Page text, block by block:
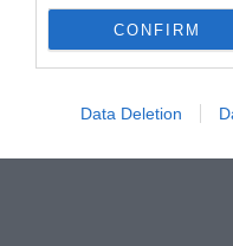
CONFIRM
Data Deletion